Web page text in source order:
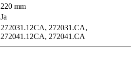
220 mm
Ja
272031.12CA, 272031.CA,
272041.12CA, 272041.CA